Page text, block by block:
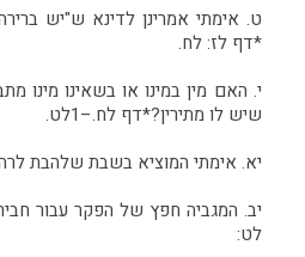
ט. אימתי אמרינן לדינא ש"יש
*דף לז: לח.
י. האם מין במינו או בשאינו מינו
שיש לו מתירין?*דף לח.–1לט.
יא. אימתי המוציא בשבת שלהבת
יב. המגביה חפץ של הפקר עבור
לט: